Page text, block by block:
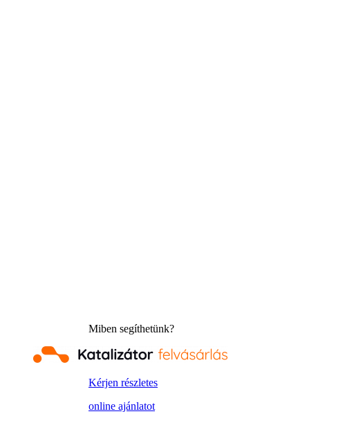
Miben segíthetünk?
Kérjen részletes
online ajánlatot